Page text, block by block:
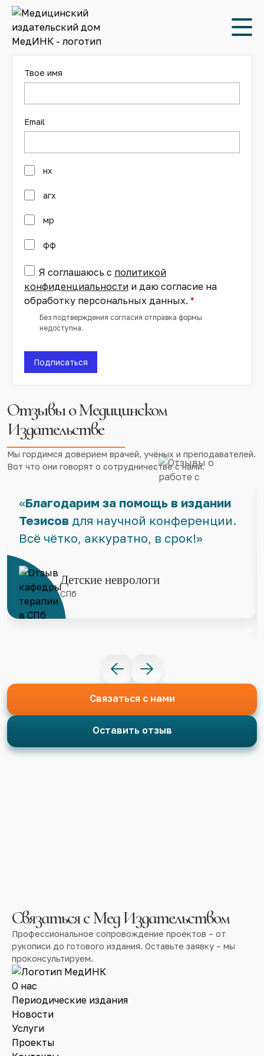
Подписка на рассылку
Твое имя
Email
нх
агх
мр
фф
Я соглашаюсь с политикой
конфиденциальности и даю согласие на
обработку персональных данных.
Без подтверждения согласия отправка формы
недоступна.
Подписаться
Отзывы о Медицинском
Издательстве
Мы гордимся доверием врачей, учёных и преподавателей.
Вот что они говорят о сотрудничестве с нами.
Связаться с нами
Оставить отзыв
«Благодарим за помощь в издании
Тезисов для научной конференции.
Всё чётко, аккуратно, в срок!»
Детские неврологи
СПб
Связаться с Мед Издательством
Профессиональное сопровождение проектов – от
рукописи до готового издания. Оставьте заявку – мы
проконсультируем.
О нас
Периодические издания
Новости
Услуги
Проекты